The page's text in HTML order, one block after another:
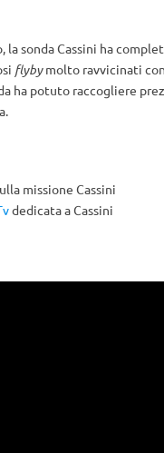
la sonda Cassini ha
flybymolto ravvicinati
ha potuto raccogliere
missione Cassini
dedicata a Cassini